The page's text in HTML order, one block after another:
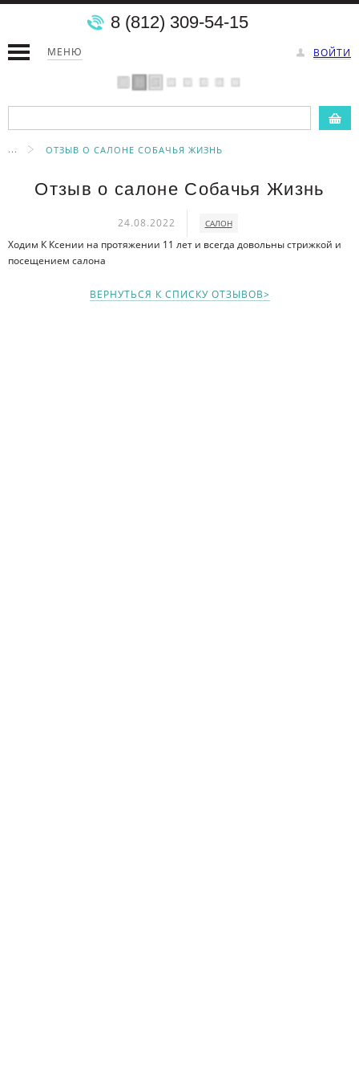
МЕНЮ ВОЙТИ
8 (812) 309-54-15
... ОТЗЫВ О САЛОНЕ СОБАЧЬЯ ЖИЗНЬ
Отзыв о салоне Собачья Жизнь
24.08.2022 САЛОН
Ходим К Ксении на протяжении 11 лет и всегда довольны стрижкой и
посещением салона
ВЕРНУТЬСЯ К СПИСКУ ОТЗЫВОВ